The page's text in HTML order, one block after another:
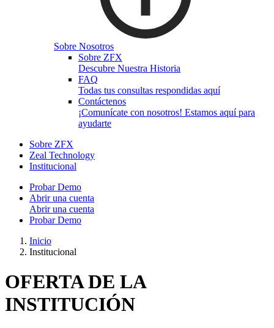
Sobre Nosotros
Sobre ZFX
Descubre Nuestra Historia
FAQ
Todas tus consultas respondidas aquí
Contáctenos
¡Comunícate con nosotros! Estamos aquí para
ayudarte
Sobre ZFX
Zeal Technology
Institucional
Probar Demo
Abrir una cuenta
Abrir una cuenta
Probar Demo
Inicio
Institucional
OFERTA DE LA
INSTITUCIÓN